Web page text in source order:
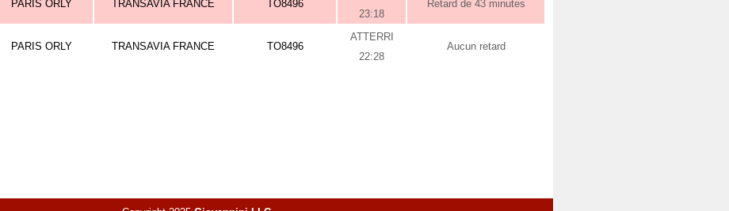
PARIS ORLY TRANSAVIA FRANCE TO8496
23:18
Retard de 43 minutes
PARIS ORLY TRANSAVIA FRANCE TO8496
ATTERRI
22:28
Aucun retard